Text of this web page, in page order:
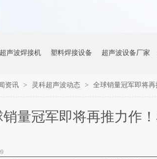
超声波焊接机 塑料焊接设备 超声波设备厂家
资讯 > 灵科超声波动态 > 全球销量冠军即将
销量冠军即将再推力作